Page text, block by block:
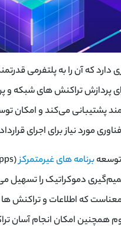
پردازش تراکنش ‌های شبکه
پشتیبانی می‌کند و امکان
مورد نیاز برای اجرای
برنامه ‌های غیرمتمرکز
دموکراتیک را تسهیل
معناست که اطلاعات و تراکنش‌
همچنین امکان انجام آسان